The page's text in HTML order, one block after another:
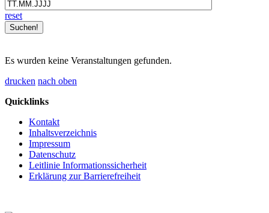
reset
Es wurden keine Veranstaltungen gefunden.
drucken nach oben
Quicklinks
Kontakt
Inhaltsverzeichnis
Impressum
Datenschutz
Leitlinie Informationssicherheit
Erklärung zur Barrierefreiheit